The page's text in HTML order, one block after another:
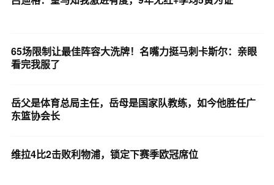
65场限制让最佳阵容大洗牌！名嘴力挺马刺卡斯尔：亲眼
看完我服了
岳父是体育总局主任，岳母是国家队教练，如今他胜任广
东篮协会长
维拉4比2击败利物浦，锁定下赛季欧冠席位